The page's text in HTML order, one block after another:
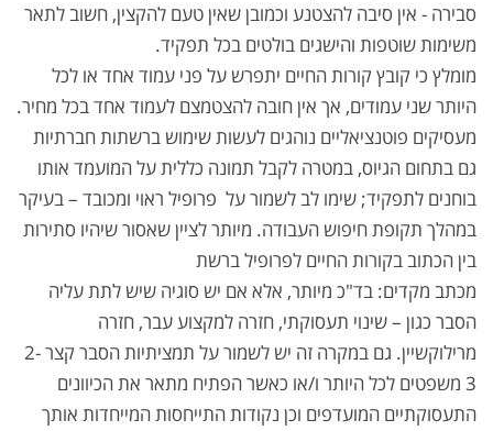
סבירה - אין סיבה להצטנע וכמובן שאין טעם להקצין, חשוב לתאר
משימות שוטפות והישגים בולטים בכל תפקיד.
מומלץ כי קובץ קורות החיים יתפרש על פני עמוד אחד או לכל
היותר שני עמודים, אך אין חובה להצטמצם לעמוד אחד בכל מחיר.
מעסיקים פוטנציאליים נוהגים לעשות שימוש ברשתות חברתיות
גם בתחום הגיוס, במטרה לקבל תמונה כללית על המועמד אותו
בוחנים לתפקיד; שימו לב לשמור על פרופיל ראוי ומכובד – בעיקר
במהלך תקופת חיפוש העבודה. מיותר לציין שאסור שיהיו סתירות
בין הכתוב בקורות החיים לפרופיל ברשת
מכתב מקדים: בד"כ מיותר, אלא אם יש סוגיה שיש לתת עליה
הסבר כגון – שינוי תעסוקתי, חזרה למקצוע עבר, חזרה
מרילוקשיין. גם במקרה זה יש לשמור על תמציתיות הסבר קצר 2-
3 משפטים לכל היותר ו/או כאשר הפתיח מתאר את הכיוונים
התעסוקתיים המועדפים וכן נקודות התייחסות המייחדות אותך